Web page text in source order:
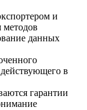
и
данных
действующего в
гарантии